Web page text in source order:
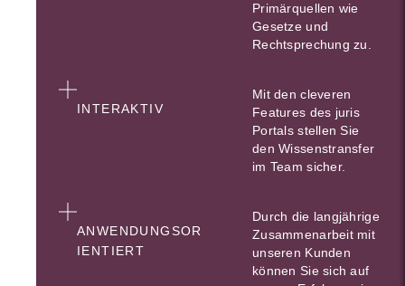
Primärquellen wie
Gesetze und
Rechtsprechung zu.
INTERAKTIV
Mit den cleveren
Features des juris
Portals stellen Sie
den Wissenstransfer
im Team sicher.
ANWENDUNGSOR
IENTIERT
Durch die langjährige
Zusammenarbeit mit
unseren Kunden
können Sie sich auf